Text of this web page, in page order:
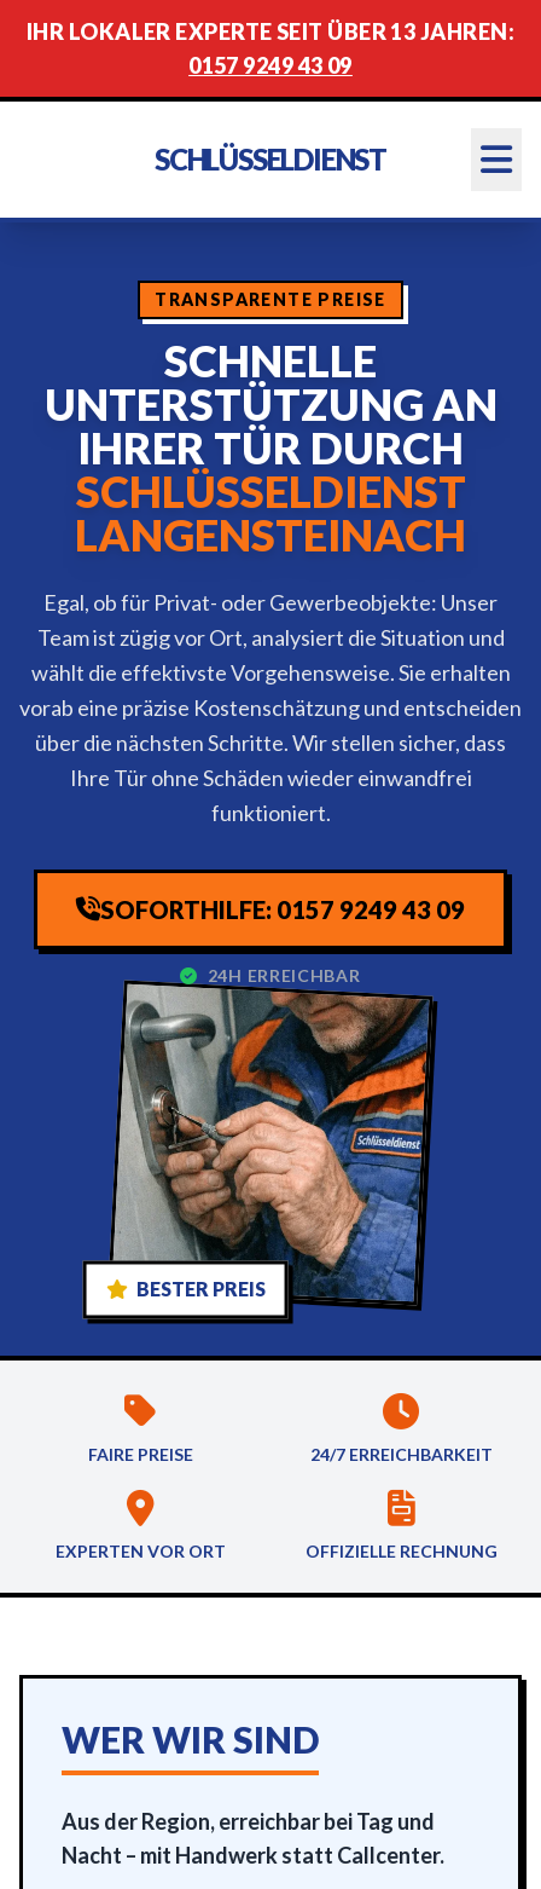
IHR LOKALER EXPERTE SEIT ÜBER 13 JAHREN:
0157 9249 43 09
SCHLÜSSELDIENST
TRANSPARENTE PREISE
SCHNELLE
UNTERSTÜTZUNG AN
IHRER TÜR DURCH
SCHLÜSSELDIENST
LANGENSTEINACH
Egal, ob für Privat- oder Gewerbeobjekte: Unser
Team ist zügig vor Ort, analysiert die Situation und
wählt die effektivste Vorgehensweise. Sie erhalten
vorab eine präzise Kostenschätzung und entscheiden
über die nächsten Schritte. Wir stellen sicher, dass
Ihre Tür ohne Schäden wieder einwandfrei
funktioniert.
SOFORTHILFE: 0157 9249 43 09
24H ERREICHBAR
BESTER PREIS
FAIRE PREISE 24/7 ERREICHBARKEIT
EXPERTEN VOR ORT OFFIZIELLE RECHNUNG
WER WIR SIND
Aus der Region, erreichbar bei Tag und
Nacht – mit Handwerk statt Callcenter.